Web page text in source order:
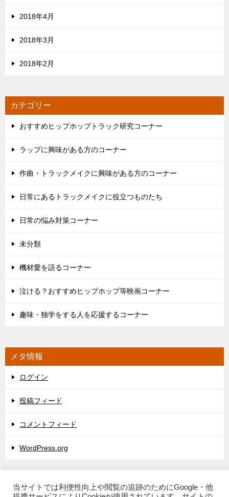
2018年4月
2018年3月
2018年2月
カテゴリー
おすすめヒップホップトラック研究コーナー
ラップに興味がある方のコーナー
作曲・トラックメイクに興味がある方のコーナー
日常にあるトラックメイクに役立つものたち
日常の悩み対策コーナー
未分類
機材愛を語るコーナー
泣ける？おすすめヒップホップ等映画コーナー
趣味・独学をする人を応援するコーナー
メタ情報
ログイン
投稿フィード
コメントフィード
WordPress.org
当サイトでは利便性向上や閲覧の追跡のためにGoogle・他